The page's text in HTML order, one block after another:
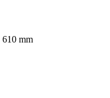
mm